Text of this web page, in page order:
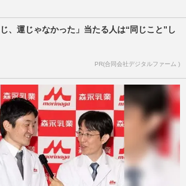
じ、運じゃなかった」当たる人は“同じこと”し
PR(合同会社デジタルファーム )